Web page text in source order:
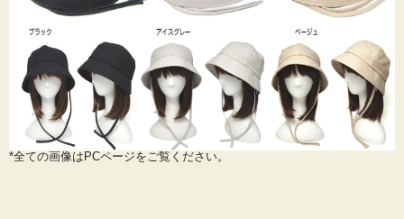
*全ての画像はPCページをご覧ください。